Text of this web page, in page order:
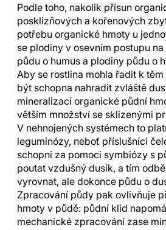
Podle toho, nakolik přísun
posklizňových a kořenových
potřebu organické hmoty u
se plodiny v osevním postupu
půdu o humus a plodiny půdu o
Aby se rostlina mohla řadit k
být schopna nahradit zvláště
mineralizací organické půdní
větším množství se sklizenými
V nehnojených systémech to
leguminózy, neboť příslušníci
schopni za pomoci symbiózy s
poutat vzdušný dusík, a tím
vyrovnat, ale dokonce půdu o
Zpracování půdy pak ovlivňuje
hmoty v půdě: půdní klid
mechanické zpracování zase